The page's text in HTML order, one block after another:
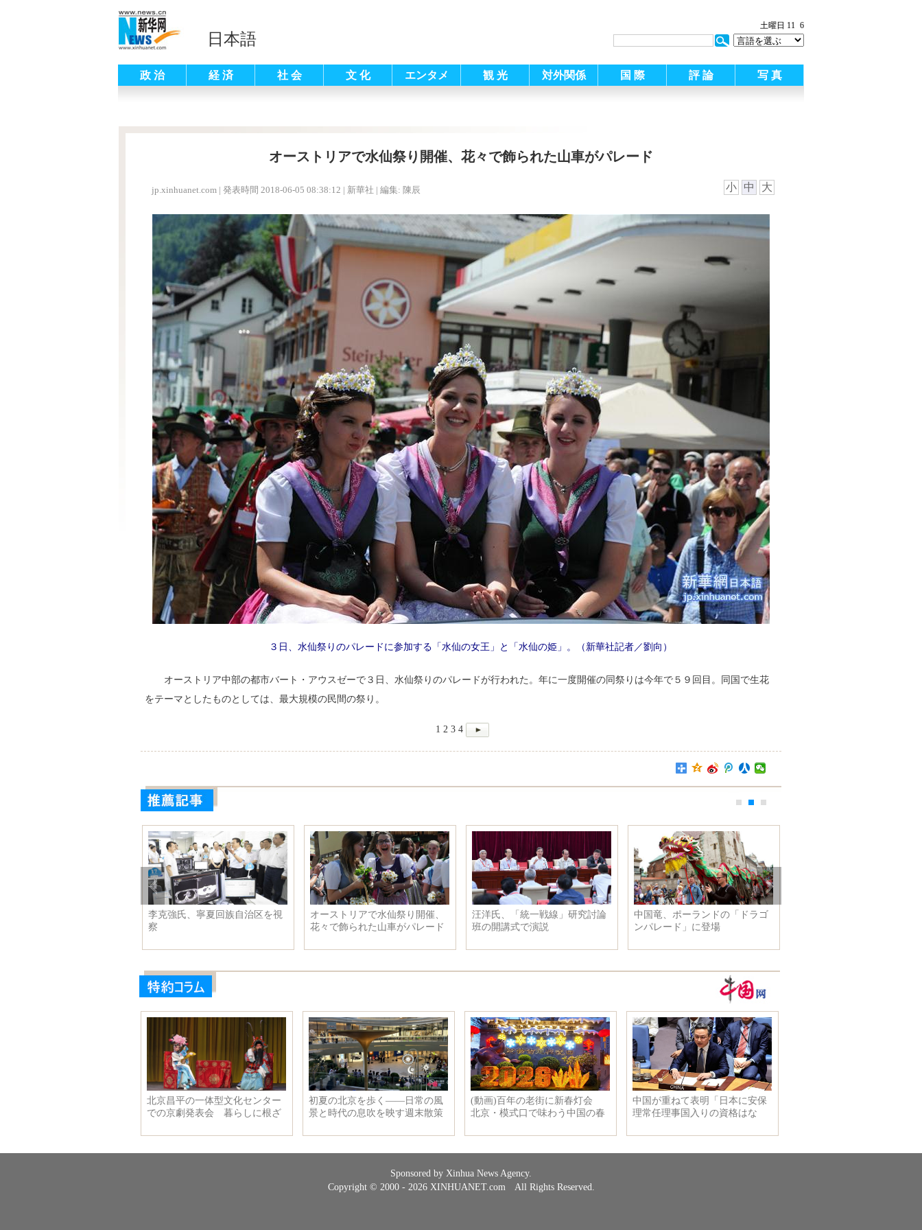
日本語
土曜日 11 6
政 治 経 済 社 会 文 化 エンタメ 観 光 対外関係 国 際 評 論 写 真
オーストリアで水仙祭り開催、花々で飾られた山車がパレード
jp.xinhuanet.com | 発表時間 2018-06-05 08:38:12 | 新華社 | 編集: 陳辰 小 中 大
３日、水仙祭りのパレードに参加する「水仙の女王」と「水仙の姫」。（新華社記者／劉向）
オーストリア中部の都市バート・アウスゼーで３日、水仙祭りのパレードが行われた。年に一度開催の同祭りは今年で５９回目。同国で生花
をテーマとしたものとしては、最大規模の民間の祭り。
1 2 3 4
李克強氏、寧夏回族自治区を視
オーストリアで水仙祭り開催、
花々で飾られた山車がパレード
汪洋氏、「統一戦線」研究討論
班の開講式で演説
中国竜、ポーランドの「ドラゴ
ンパレード」に登場
教師の本国派遣から国内育成
へ カンボジアの中国語教育
Sponsored by Xinhua News Agency.
Copyright © 2000 - 2026 XINHUANET.com All Rights Reserved.